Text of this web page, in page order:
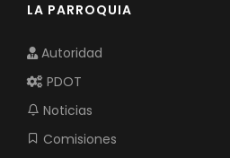
LA PARROQUIA
Autoridad
PDOT
Noticias
Comisiones